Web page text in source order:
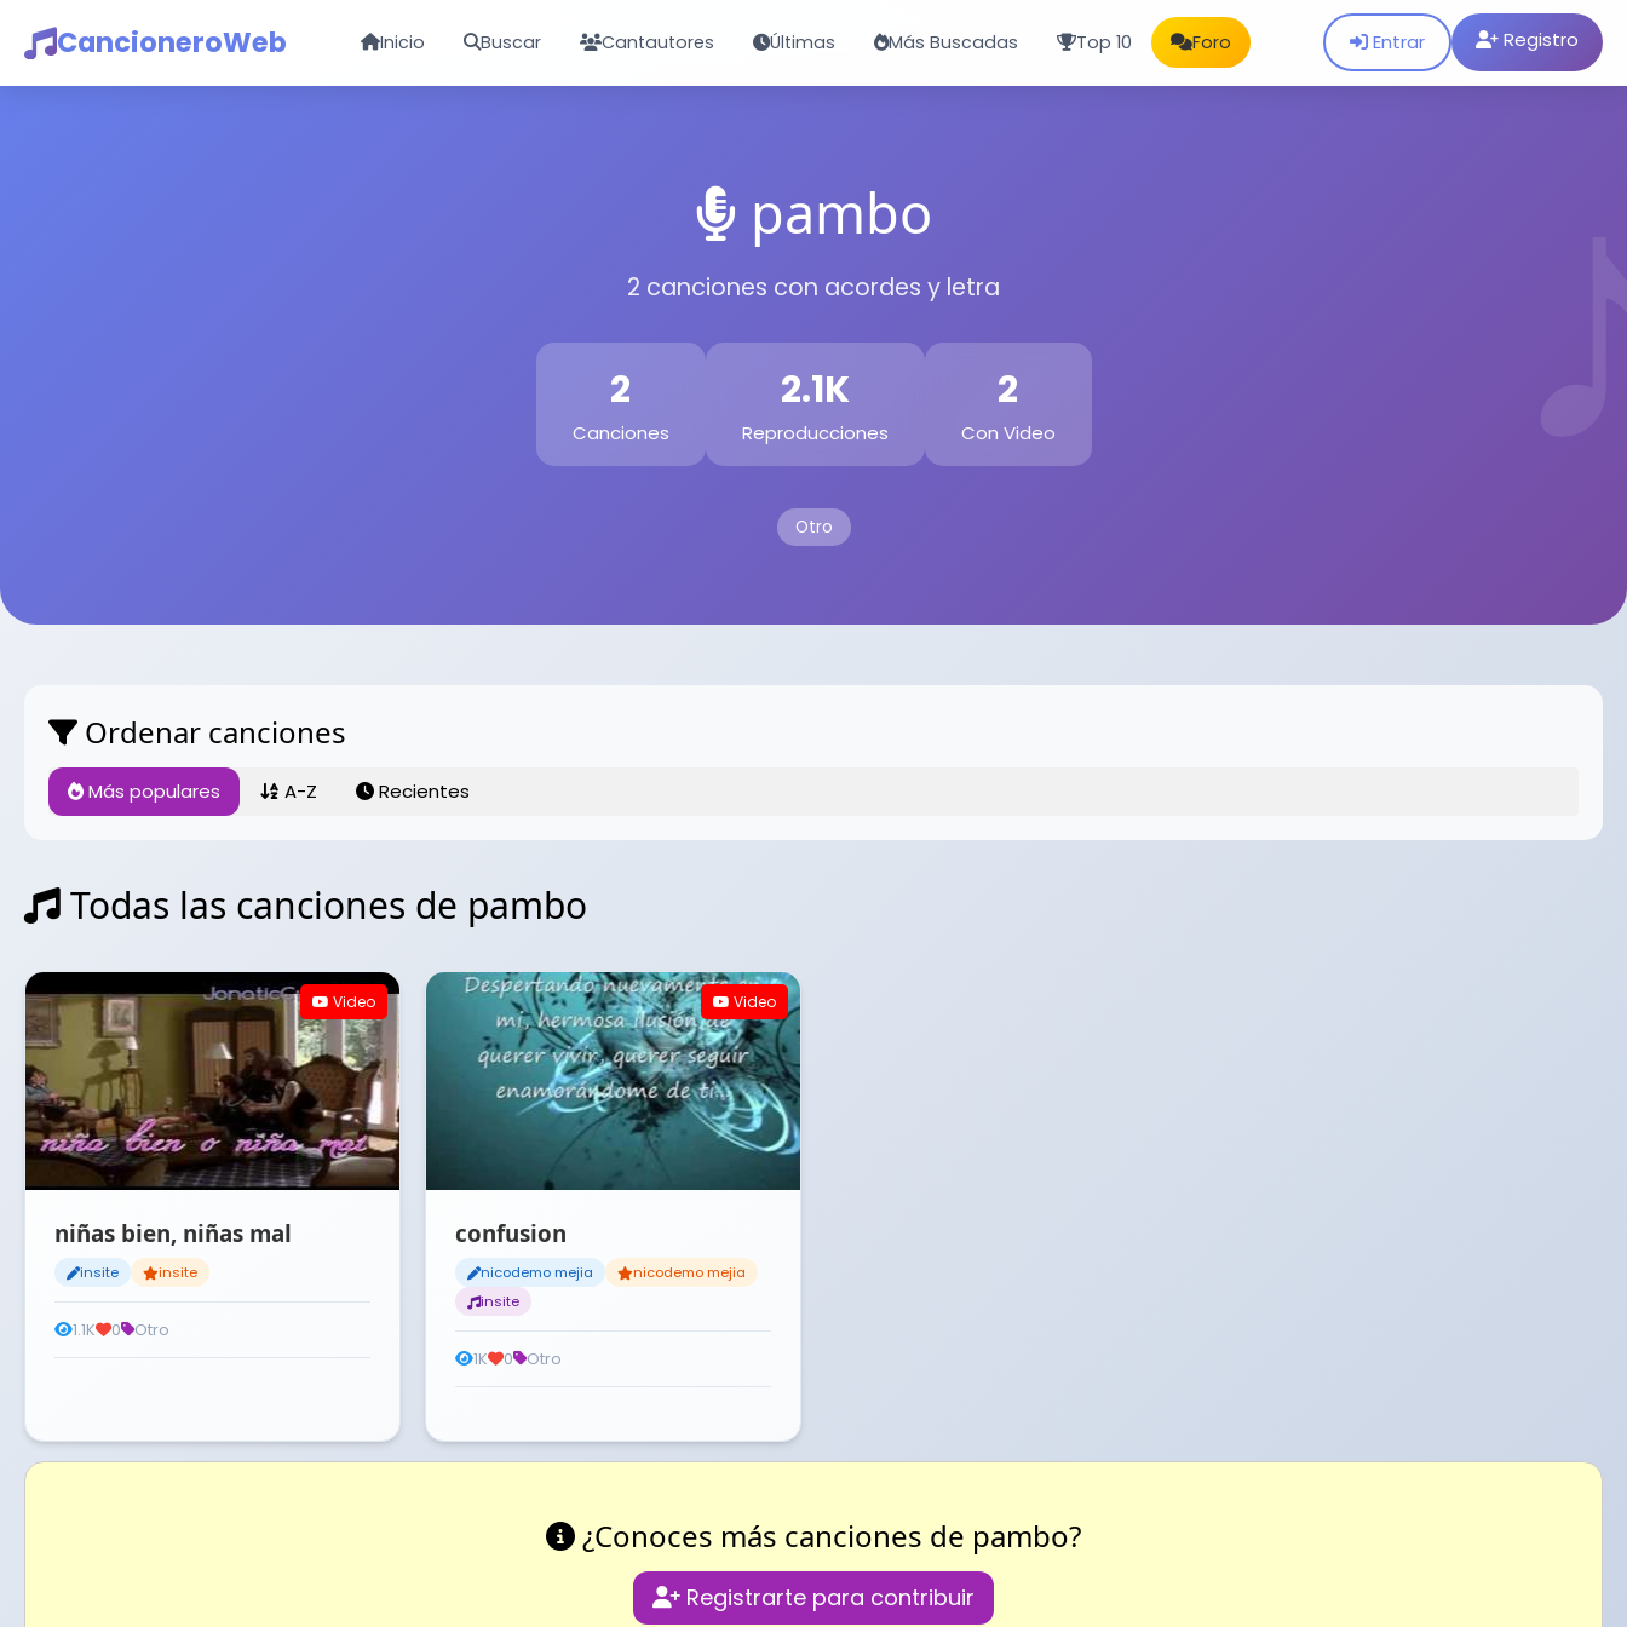
CancioneroWeb Inicio Buscar Cantautores Últimas Más Buscadas Top 10 Foro Entrar Registro
pambo
2 canciones con acordes y letra
2
Canciones
2.1K
Reproducciones
2
Con Video
Otro
Ordenar canciones
Más populares A-Z Recientes
Todas las canciones de pambo
Video
niñas bien, niñas mal
insite insite
1.1K 0 Otro
Video
confusion
nicodemo mejia
nicodemo mejia
insite
1K 0 Otro
¿Conoces más canciones de pambo?
Registrarte para contribuir